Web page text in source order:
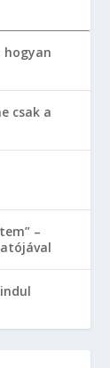
hogyan
csak a
–